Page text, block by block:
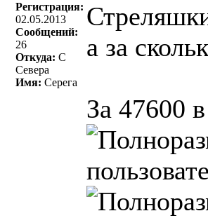
Регистрация:
02.05.2013
Сообщений:
26
Откуда: С
Севера
Имя: Серега
а за
За 47600